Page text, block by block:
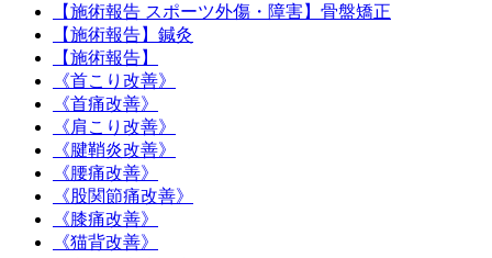
【施術報告 スポーツ外傷・障害】骨盤矯正
【施術報告】鍼灸
【施術報告】
《首こり改善》
《首痛改善》
《肩こり改善》
《腱鞘炎改善》
《腰痛改善》
《股関節痛改善》
《膝痛改善》
《猫背改善》